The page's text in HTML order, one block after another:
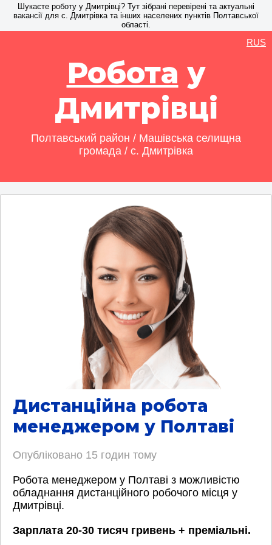
Шукаєте роботу у Дмитрівці? Тут зібрані перевірені та актуальні
вакансії для с. Дмитрівка та інших населених пунктів Полтавської
області.
Робота у
Дмитрівці
Полтавський район / Машівська селищна
громада / с. Дмитрівка
RUS
Дистанційна робота
менеджером у Полтаві
Опубліковано 15 годин тому
Робота менеджером у Полтаві з можливістю
обладнання дистанційного робочого місця у
Дмитрівці.
Зарплата 20-30 тисяч гривень + преміальні.